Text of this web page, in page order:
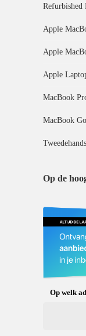
Refurbished
Apple
Apple
Apple
MacBook
MacBook
Op de
Op welk